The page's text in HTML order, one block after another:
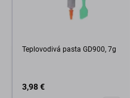
Teplovodivá pasta GD900, 7g
3,98 €